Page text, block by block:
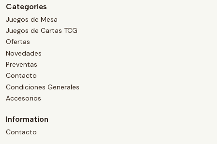
Categories
Juegos de Mesa
Juegos de Cartas TCG
Ofertas
Novedades
Preventas
Contacto
Condiciones Generales
Accesorios
Information
Contacto